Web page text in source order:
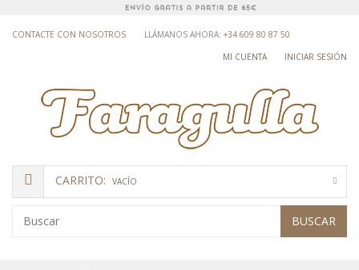
CONTACTE CON NOSOTROS LLÁMANOS AHORA: +34 609 80 87 50
INICIAR SESIÓN
MI CUENTA
CARRITO: VACÍO
BUSCAR